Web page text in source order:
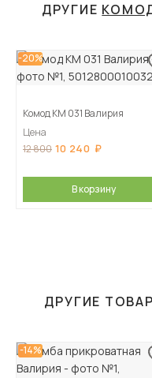
ДРУГИЕ
-20%
Комод КМ 031 Валирия
Цена
12 800 10 240
В корзину
ДРУГИЕ
-14%